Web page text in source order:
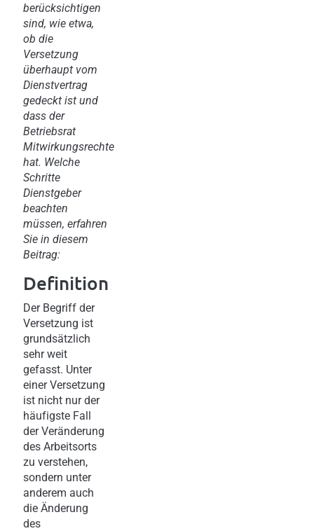
berücksichtigen
sind, wie etwa,
ob die
Versetzung
überhaupt vom
Dienstvertrag
gedeckt ist und
dass der
Betriebsrat
Mitwirkungsrechte
hat. Welche
Schritte
Dienstgeber
beachten
müssen, erfahren
Sie in diesem
Beitrag:
Definition
Der Begriff der
Versetzung ist
grundsätzlich
sehr weit
gefasst. Unter
einer Versetzung
ist nicht nur der
häufigste Fall
der Veränderung
des Arbeitsorts
zu verstehen,
sondern unter
anderem auch
die Änderung
des